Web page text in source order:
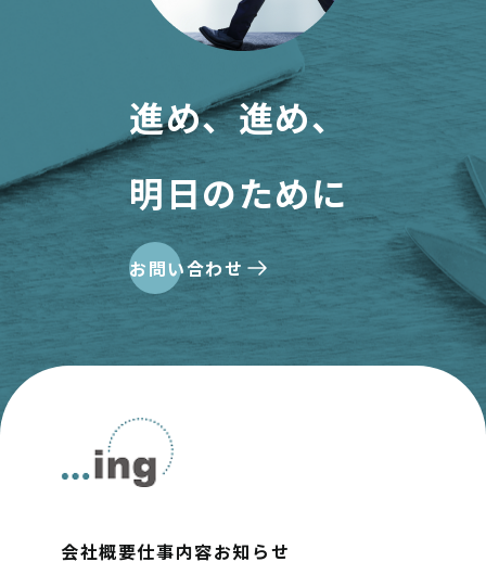
進め、進め、
明日のために
お問い合わせ
会社概要仕事内容お知らせ